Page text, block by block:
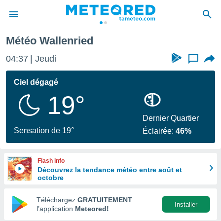
de
en
Météo Wallenried
04:37 Jeudi ...
Ciel dégagé
19°
Sensation de 19°
Dernier Quartier
Éclairée:46%
Flash info
Découvrez la tendance météo entre août et
octobre
Téléchargez GRATUITEMENT
l’application Meteored!
Installer